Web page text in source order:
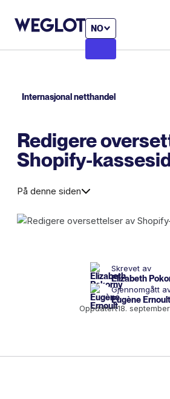
NO
Internasjonal netthandel
Redigere
Shopify-
På denne siden
Skrevet av
Elizabeth
Gjennomgått
Eugène Ernoult
Oppdatert18.